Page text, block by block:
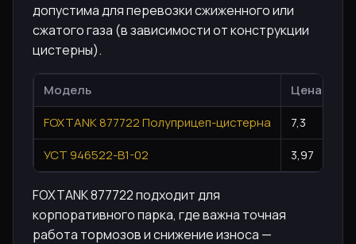
допустима для перевозки сжиженного или
сжатого газа (в зависимости от конструкции
цистерны).
Модель
Цена, млн
FOXTANK 877722 Полуприцеп-цистерна
7,3
УСТ 946522-B1-02
3,97
FOXTANK 877722 подходит для
корпоративного парка, где важна точная
работа тормозов и снижение износа —